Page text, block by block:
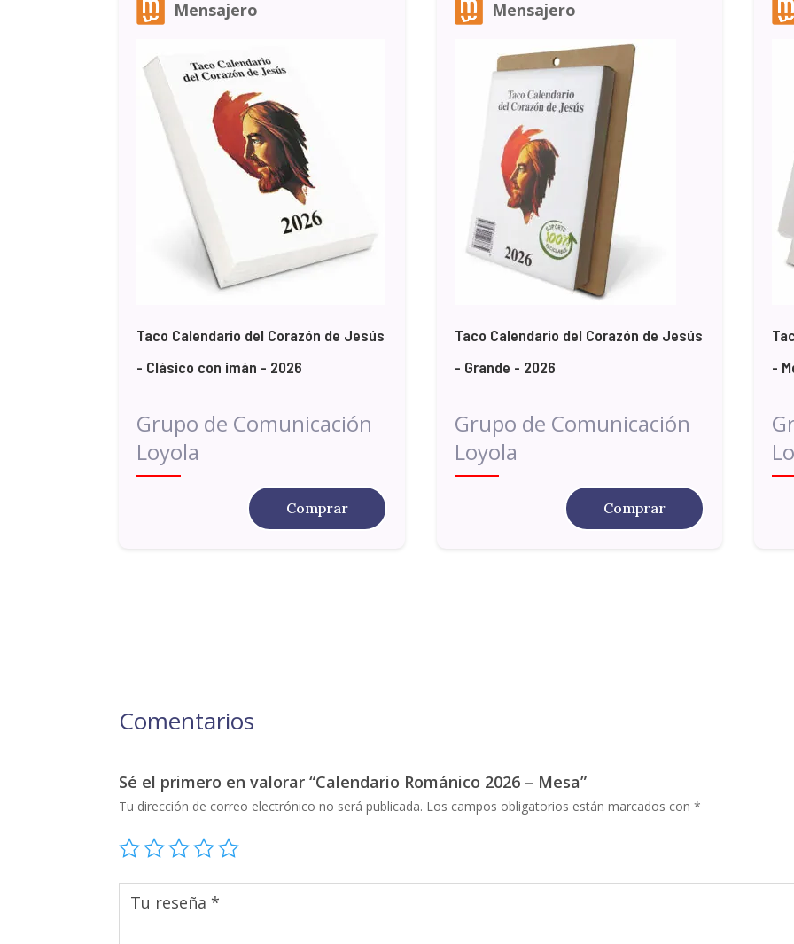
Mensajero
Taco Calendario del Corazón de Jesús
- Clásico con imán - 2026
Grupo de Comunicación
Loyola
Comprar
Mensajero
Taco Calendario del Corazón de Jesús
- Grande - 2026
Grupo de Comunicación
Loyola
Comprar
-
Comentarios
Sé el primero en valorar “Calendario Románico 2026 – Mesa”
Tu dirección de correo electrónico no será publicada. Los campos obligatorios están marcados con*